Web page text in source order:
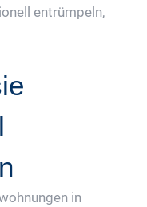
entrümpeln,
in